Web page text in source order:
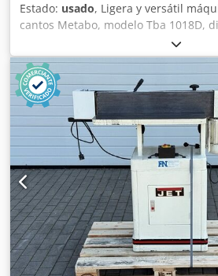
Estado: usado, Ligera y versátil
cantos Metabo, modelo Tba 1018D,
preciso de cantos de madera rectos y
construcción ligera y su potente
un acabado uniforme con una alta
Ideal para pequeños talleres de
muebles y trabajos de interiorismo.
Metabo. Datos técnicos: - Ancho de
mm Csdpjzryxuofx Ag Soha -
motor: 1,6 kW